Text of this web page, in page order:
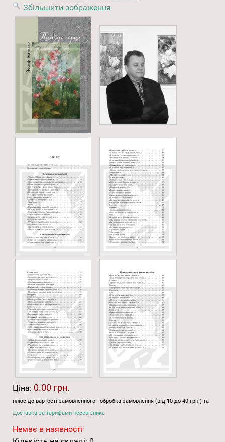
Збільшити зображення
Ціна: 0.00 грн.
плюс до вартості замовленного - обробка замовлення (від 10 до 40 грн.) та
Доставка за тарифами перевізника
Немає в наявності